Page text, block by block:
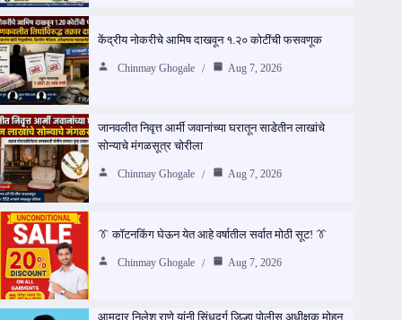
केंद्रीय नोकरीचे आमिष दाखवून १.२० कोटींची फसवणूक
Chinmay Ghogale Aug 7, 2026
जानवलीत निवृत्त आर्मी जवानांच्या घरातून साडेतीन लाखांचे
सोन्याचे मंगळसूत्र चोरीला
Chinmay Ghogale Aug 7, 2026
👔 कॉटनकिंग घेऊन येत आहे वर्षातील सर्वात मोठी सूट! 👔
Chinmay Ghogale Aug 7, 2026
आमदार निलेश राणे यांनी सिंधुदुर्ग जिल्हा पोलीस अधीक्षक मोहन